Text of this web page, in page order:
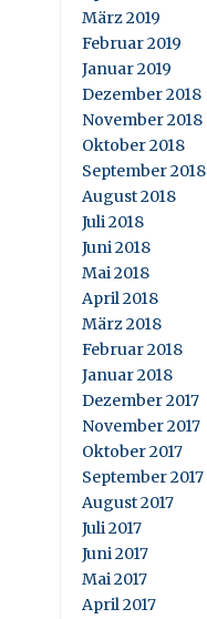
März 2019
Februar 2019
Januar 2019
Dezember 2018
November 2018
Oktober 2018
September 2018
August 2018
Juli 2018
Juni 2018
Mai 2018
April 2018
März 2018
Februar 2018
Januar 2018
Dezember 2017
November 2017
Oktober 2017
September 2017
August 2017
Juli 2017
Juni 2017
Mai 2017
April 2017